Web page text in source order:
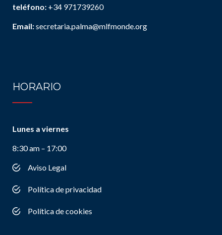
teléfono: +34 971739260
Email:secretaria.palma@mlfmonde.org
HORARIO
Lunes a viernes
8:30 am – 17:00
Aviso Legal
Política de privacidad
Política de cookies